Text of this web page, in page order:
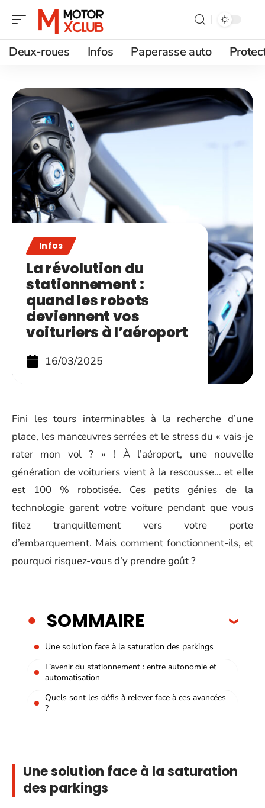
Deux-roues Infos Paperasse auto
Infos
La révolution du
stationnement :
quand les robots
deviennent vos
voituriers à l’aéroport
16/03/2025
Fini les tours interminables à la recherche d’une
place, les manœuvres serrées et le stress du « vais-je
rater mon vol ? » ! À l’aéroport, une nouvelle
génération de voituriers vient à la rescousse… et elle
est 100 % robotisée. Ces petits génies de la
technologie garent votre voiture pendant que vous
filez tranquillement vers votre porte
d’embarquement. Mais comment fonctionnent-ils, et
pourquoi risquez-vous d’y prendre goût ?
SOMMAIRE
Une solution face à la saturation des parkings
L’avenir du stationnement : entre autonomie et
automatisation
Quels sont les défis à relever face à ces avancées
?
Une solution face à la saturation
des parkings